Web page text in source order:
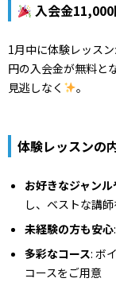
入会金
1月中に体験レッス
円の入会金が無料と
見逃しなく
。
体験レッスンの
お好きなジャン
し、ベストな講師
未経験の方も安心
多彩なコース: ボ
コースをご用意